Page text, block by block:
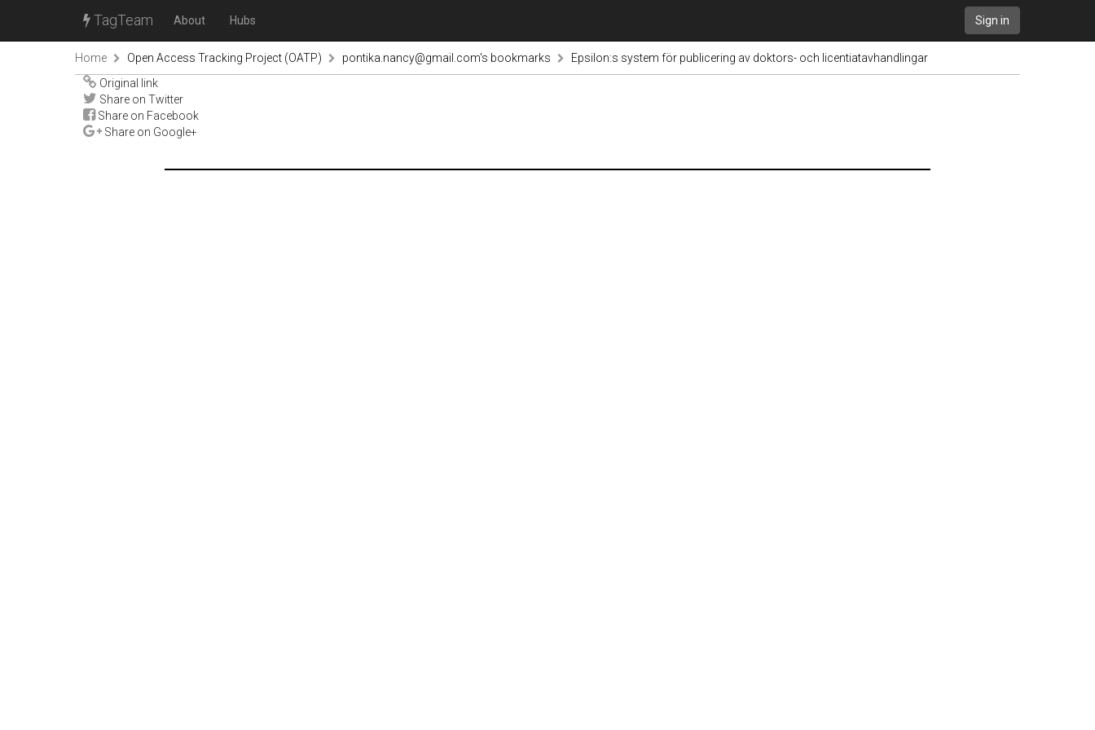
TagTeam About Hubs Sign in
Home Open Access Tracking Project (OATP) pontika.nancy@gmail.com's bookmarks
Epsilon:s system för publicering av doktors- och licentiatavhandlingar
Original link
Share on Twitter
Share on Facebook
Share on Google+